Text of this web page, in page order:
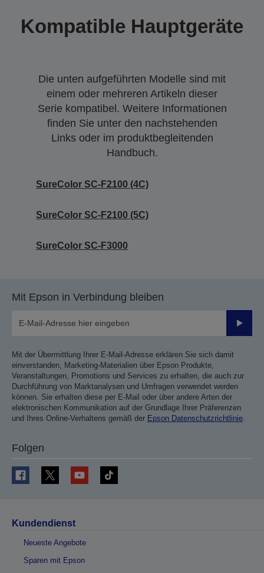
Kompatible Hauptgeräte
Die unten aufgeführten Modelle sind mit
einem oder mehreren Artikeln dieser
Serie kompatibel. Weitere Informationen
finden Sie unter den nachstehenden
Links oder im produktbegleitenden
Handbuch.
SureColor SC-F2100 (4C)
SureColor SC-F2100 (5C)
SureColor SC-F3000
Mit Epson in Verbindung bleiben
Mit der Übermittlung Ihrer E-Mail-Adresse erklären Sie sich damit
einverstanden, Marketing-Materialien über Epson Produkte,
Veranstaltungen, Promotions und Services zu erhalten, die auch zur
Durchführung von Marktanalysen und Umfragen verwendet werden
können. Sie erhalten diese per E-Mail oder über andere Arten der
elektronischen Kommunikation auf der Grundlage Ihrer Präferenzen
und Ihres Online-Verhaltens gemäß der Epson Datenschutzrichtlinie.
Folgen
Kundendienst
Neueste Angebote
Sparen mit Epson